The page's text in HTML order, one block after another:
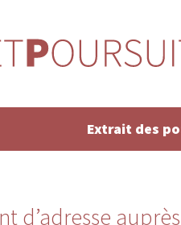
Extrait des
d’adresse